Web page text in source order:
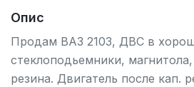
Опис
Продам ВАЗ 2103, ДВС в
стеклоподьемники,
резина. Двигатель после кап.